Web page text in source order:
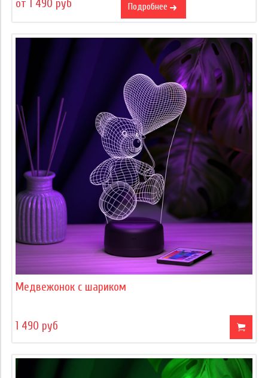
от 1 490 руб Подробнее
Медвежонок с шариком
1 490 руб